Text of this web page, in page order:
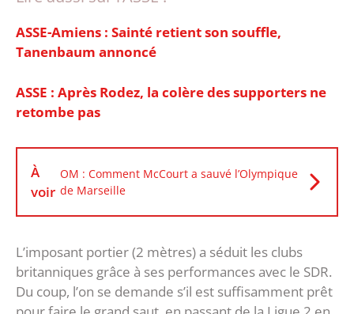
ASSE-Amiens : Sainté retient son souffle,
Tanenbaum annoncé
ASSE : Après Rodez, la colère des supporters ne
retombe pas
À
voir
OM : Comment McCourt a sauvé l’Olympique
de Marseille
L’imposant portier (2 mètres) a séduit les clubs
britanniques grâce à ses performances avec le SDR.
Du coup, l’on se demande s’il est suffisamment prêt